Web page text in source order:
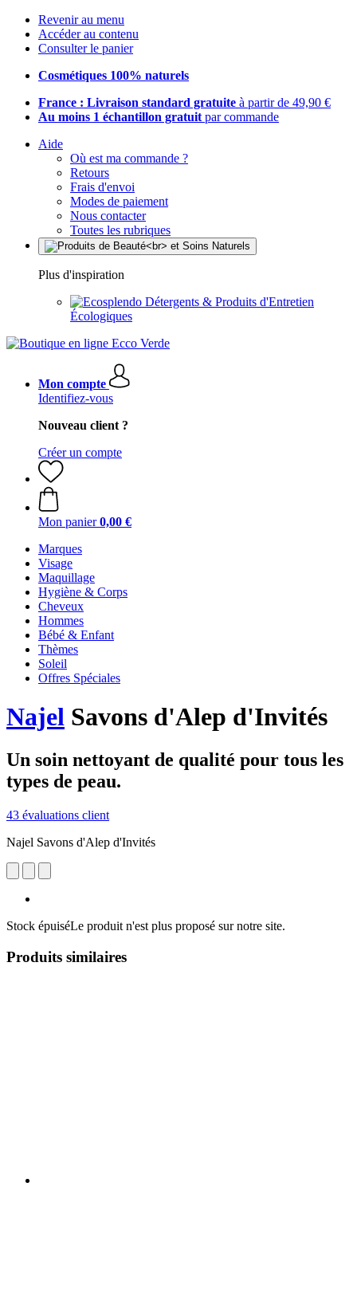
Revenir au menu
Accéder au contenu
Consulter le panier
Cosmétiques 100% naturels
France : Livraison standard gratuite à partir de 49,90 €
Au moins 1 échantillon gratuit par commande
Aide
Où est ma commande ?
Retours
Frais d'envoi
Modes de paiement
Nous contacter
Toutes les rubriques
Plus d'inspiration
Détergents & Produits d'Entretien
Écologiques
Mon compte
Identifiez-vous
Nouveau client ?
Créer un compte
Mon panier 0,00 €
Marques
Visage
Maquillage
Hygiène & Corps
Cheveux
Hommes
Bébé & Enfant
Thèmes
Soleil
Offres Spéciales
Najel Savons d'Alep d'Invités
Un soin nettoyant de qualité pour tous les
types de peau.
43 évaluations client
Najel Savons d'Alep d'Invités
Stock épuiséLe produit n'est plus proposé sur notre site.
Produits similaires